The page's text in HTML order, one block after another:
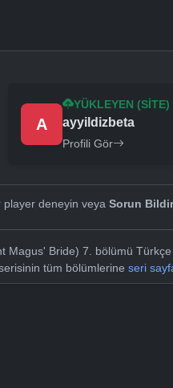
A
YÜKLEYEN (SITE)
ayyildizbeta
Profili Gör
player deneyin veya Sorun Bildir
Magus' Bride) 7. bölümü
tüm bölümlerine seri